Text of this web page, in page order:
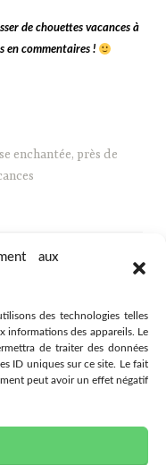
aux
des technologies telles
informations des appareils. Le
de traiter des données
ID uniques sur ce site. Le fait
peut avoir un effet négatif
de chouettes vacances à
en commentaires !
enchantée, près de